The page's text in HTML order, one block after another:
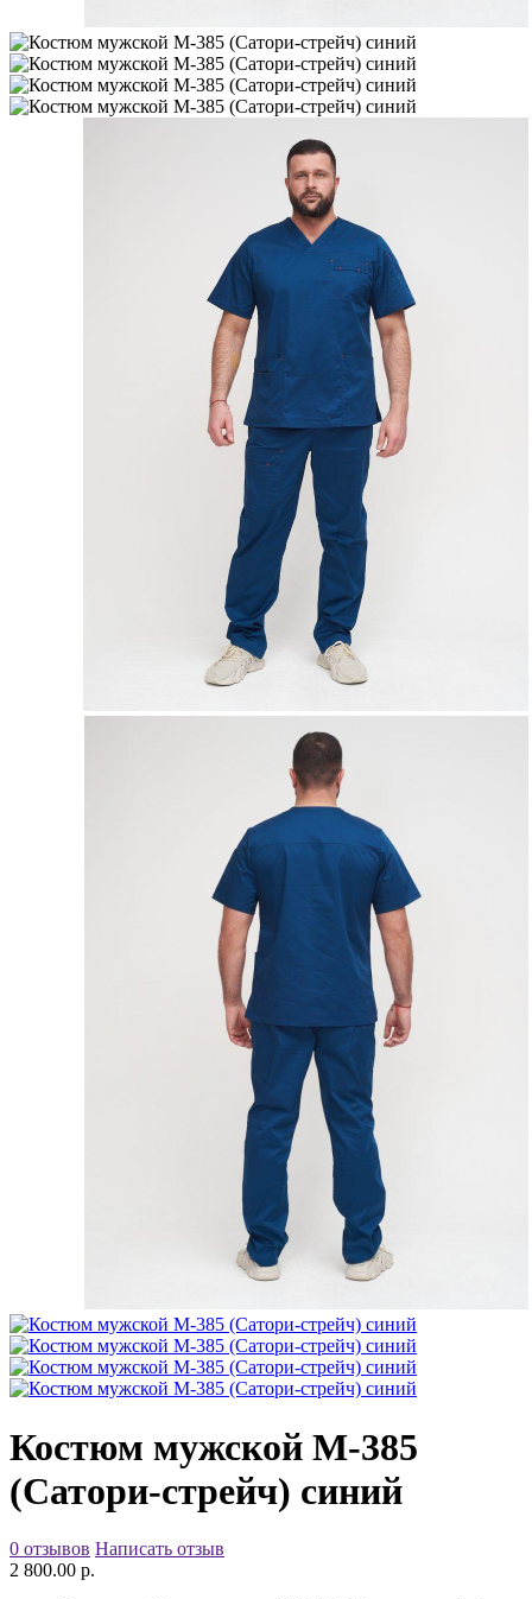
Костюм мужской М-385
(Сатори-стрейч) синий
0 отзывов Написать отзыв
2 800.00 р.